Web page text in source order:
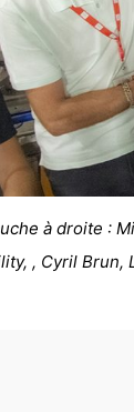
à droite :
, Cyril Brun,